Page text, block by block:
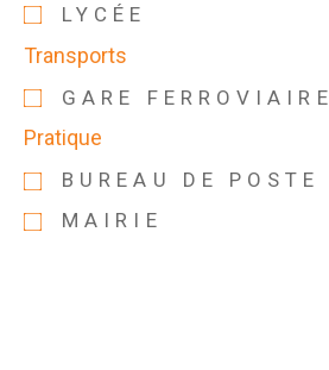
LYCÉE
Transports
GARE FERROVIAIRE
Pratique
BUREAU DE POSTE
MAIRIE